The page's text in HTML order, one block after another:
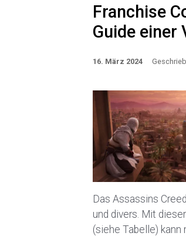
Franchise
Guide einer
16. März 2024
Das Assassins
und divers. Mit
(siehe Tabelle) kann